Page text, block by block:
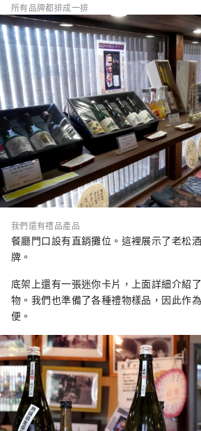
所有品牌都排成一排
我們還有禮品產品
餐廳門口設有直銷攤位。這裡展示了老松
牌。
底架上還有一張迷你卡片，上面詳細介紹
物。我們也準備了各種禮物樣品，因此作
便。